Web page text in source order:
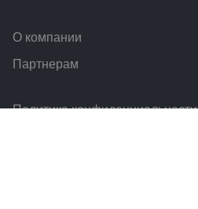
О компании
Партнерам
Политика конфиденциальности